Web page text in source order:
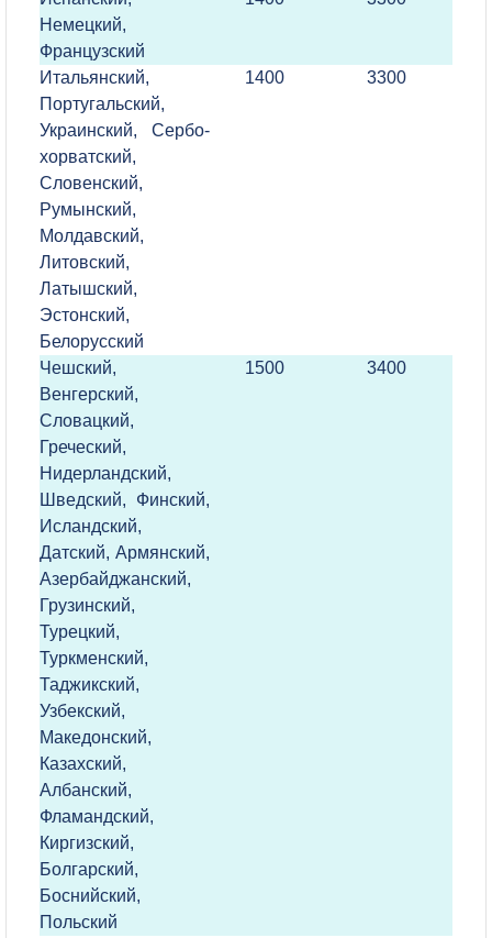
Немецкий,
Французский
Итальянский,
Португальский,
Украинский, Сербо-
хорватский,
Словенский,
Румынский,
Молдавский,
Литовский,
Латышский,
Эстонский,
Белорусский
1400 3300
Чешский,
Венгерский,
Словацкий,
Греческий,
Нидерландский,
Шведский, Финский,
Исландский,
Датский, Армянский,
Азербайджанский,
Грузинский,
Турецкий,
Туркменский,
Таджикский,
Узбекский,
Македонский,
Казахский,
Албанский,
Фламандский,
Киргизский,
Болгарский,
Боснийский,
Польский
1500 3400